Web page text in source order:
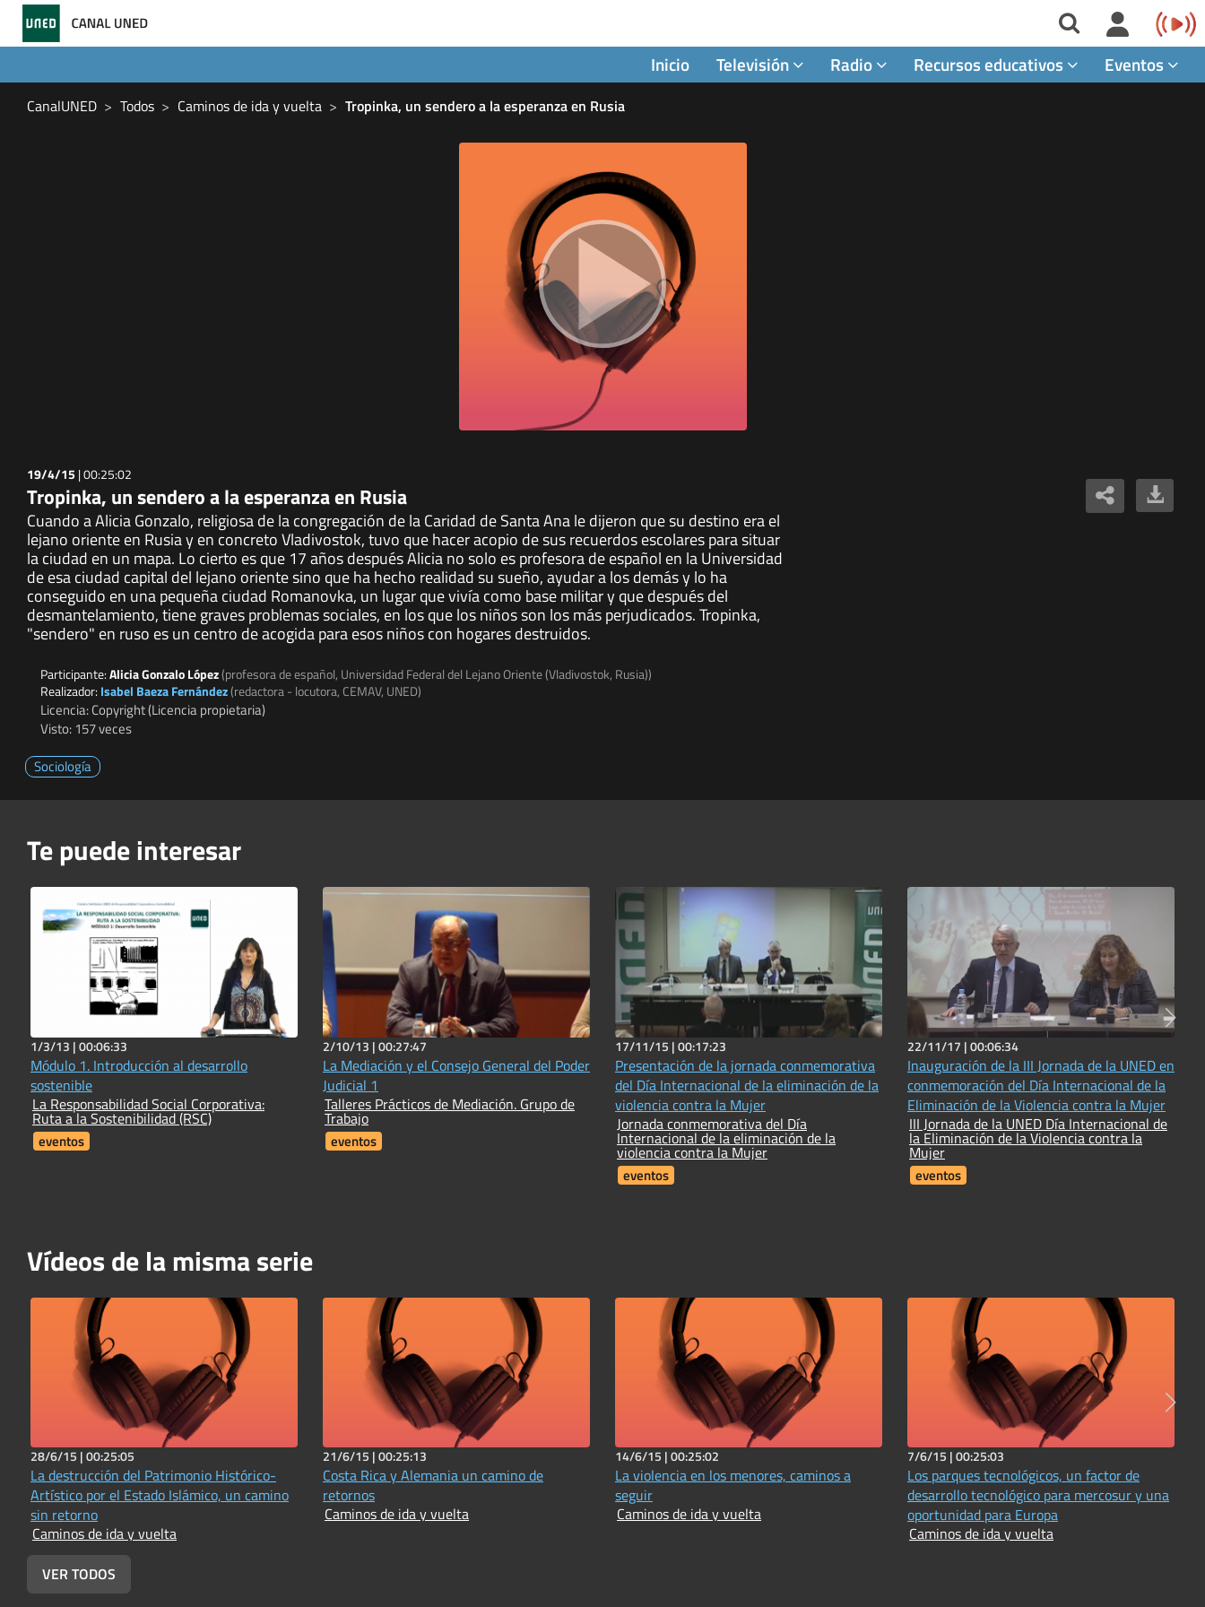
Inicio Televisión Radio Recursos educativos Eventos
CanalUNED Todos Caminos de ida y vuelta Tropinka, un sendero a la esperanza en Rusia
19/4/15 |00:25:02
Tropinka, un sendero a la esperanza en Rusia
Cuando a Alicia Gonzalo, religiosa de la congregación de la Caridad de Santa Ana le dijeron que su destino era el
lejano oriente en Rusia y en concreto Vladivostok, tuvo que hacer acopio de sus recuerdos escolares para situar
la ciudad en un mapa. Lo cierto es que 17 años después Alicia no solo es profesora de español en la Universidad
de esa ciudad capital del lejano oriente sino que ha hecho realidad su sueño, ayudar a los demás y lo ha
conseguido en una pequeña ciudad Romanovka, un lugar que vivía como base militar y que después del
desmantelamiento, tiene graves problemas sociales, en los que los niños son los más perjudicados. Tropinka,
"sendero" en ruso es un centro de acogida para esos niños con hogares destruidos.
Participante:Alicia Gonzalo López(profesora de español, Universidad Federal del Lejano Oriente (Vladivostok, Rusia))
Realizador: Isabel Baeza Fernández(redactora - locutora, CEMAV, UNED)
Licencia: Copyright (Licencia propietaria)
Visto: 157 veces
Sociología
Te puede interesar
1/3/13 |00:06:33
Módulo 1. Introducción al desarrollo
sostenible
La Responsabilidad Social Corporativa:
Ruta a la Sostenibilidad (RSC)
eventos
2/10/13 |00:27:47
La Mediación y el Consejo General del Poder
Judicial 1
Talleres Prácticos de Mediación. Grupo de
Trabajo
eventos
17/11/15 |00:17:23
Presentación de la jornada conmemorativa
del Día Internacional de la eliminación de la
violencia contra la Mujer
Jornada conmemorativa del Día
Internacional de la eliminación de la
violencia contra la Mujer
eventos
22/11/17 |00:06:34
Inauguración de la III Jornada de la UNED en
conmemoración del Día Internacional de la
Eliminación de la Violencia contra la Mujer
III Jornada de la UNED Día Internacional de
la Eliminación de la Violencia contra la
Mujer
eventos
Vídeos de la misma serie
28/6/15 |00:25:05
La destrucción del Patrimonio Histórico-
Artístico por el Estado Islámico, un camino
sin retorno
Caminos de ida y vuelta
21/6/15 |00:25:13
Costa Rica y Alemania un camino de
retornos
Caminos de ida y vuelta
14/6/15 |00:25:02
La violencia en los menores, caminos a
seguir
Caminos de ida y vuelta
7/6/15 |00:25:03
Los parques tecnológicos, un factor de
desarrollo tecnológico para mercosur y una
oportunidad para Europa
Caminos de ida y vuelta
VER TODOS